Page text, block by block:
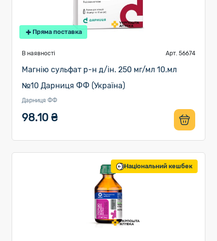
Пряма поставка
В наявності Арт. 56674
Магнію сульфат р-н д/ін. 250 мг/мл 10.мл
№10 Дарниця ФФ (Україна)
Дарниця ФФ
98.10 ₴
Національний кешбек